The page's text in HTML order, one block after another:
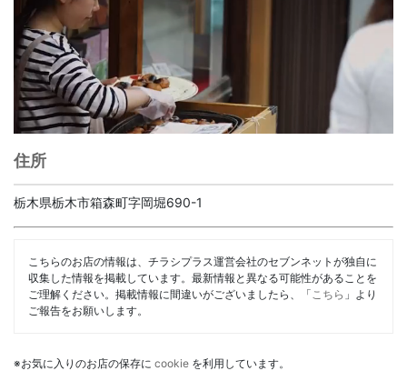
住所
栃木県栃木市箱森町字岡堀690-1
こちらのお店の情報は、チラシプラス運営会社のセブンネットが独自に
収集した情報を掲載しています。最新情報と異なる可能性があることを
ご理解ください。掲載情報に間違いがございましたら、「 こちら 」より
ご報告をお願いします。
※お気に入りのお店の保存に cookie を利用しています。